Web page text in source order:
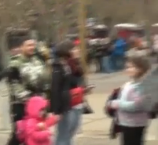
BELLEZA FASHION
FULL FACE TV
DESAFÍO 10 AÑOS
AGENDA